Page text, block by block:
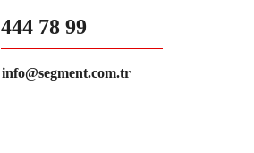
444 78 99
info@segment.com.tr